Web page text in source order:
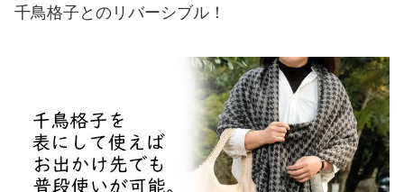
千鳥格子とのリバーシブル！